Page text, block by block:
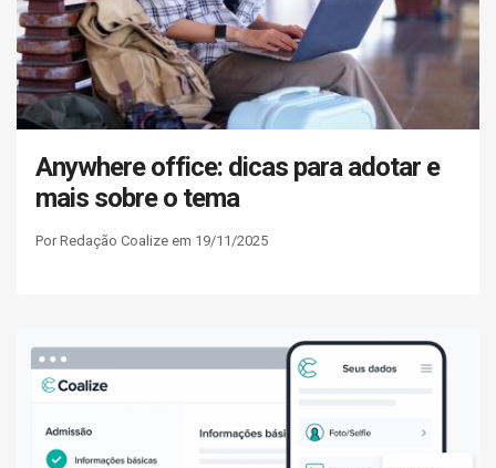
Anywhere office: dicas para adotar e
mais sobre o tema
Por Redação Coalize em 19/11/2025